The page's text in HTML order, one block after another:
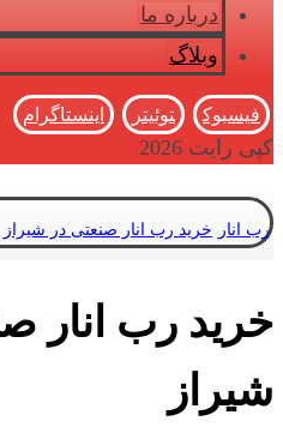
درباره ما
وبلاگ
فیسبوک توئیتر اینستاگرام
کپی رایت 2026
رب انار خرید رب انار صنعتی در شیراز
خرید رب انار
شیراز